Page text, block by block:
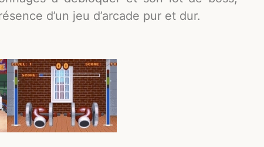
d’un jeu d’arcade pur et dur.